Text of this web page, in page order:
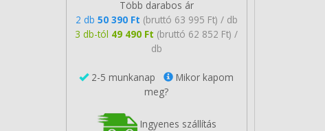
Több darabos ár
2 db 50 390 Ft (bruttó 63 995 Ft) / db
3 db-tól 49 490 Ft (bruttó 62 852 Ft) /
db
2-5 munkanap
Mikor kapom
meg?
Ingyenes szállítás